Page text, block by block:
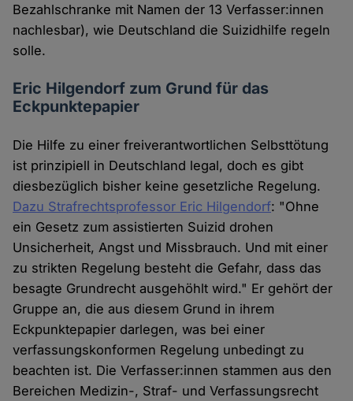
Bezahlschranke mit Namen der 13 Verfasser:innen
nachlesbar), wie Deutschland die Suizidhilfe regeln
solle.
Eric Hilgendorf zum Grund für das
Eckpunktepapier
Die Hilfe zu einer freiverantwortlichen Selbsttötung
ist prinzipiell in Deutschland legal, doch es gibt
diesbezüglich bisher keine gesetzliche Regelung.
Dazu Strafrechtsprofessor Eric Hilgendorf: "Ohne
ein Gesetz zum assistierten Suizid drohen
Unsicherheit, Angst und Missbrauch. Und mit einer
zu strikten Regelung besteht die Gefahr, dass das
besagte Grundrecht ausgehöhlt wird." Er gehört der
Gruppe an, die aus diesem Grund in ihrem
Eckpunktepapier darlegen, was bei einer
verfassungskonformen Regelung unbedingt zu
beachten ist. Die Verfasser:innen stammen aus den
Bereichen Medizin-, Straf- und Verfassungsrecht